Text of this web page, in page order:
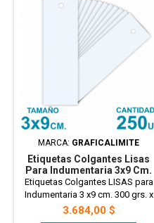
MARCA: GRAFICALIMITE
Etiquetas Colgantes Lisas
Para Indumentaria 3x9 Cm.
300 Gr. X250 U.
Etiquetas Colgantes LISAS para
Indumentaria 3 x9 cm. 300 grs. x
250 U.
Precio
3.684,00 $